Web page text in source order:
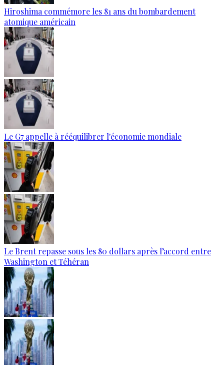
Hiroshima commémore les 81 ans du bombardement
atomique américain
Le G7 appelle à rééquilibrer l'économie mondiale
Le Brent repasse sous les 80 dollars après l’accord entre
Washington et Téhéran